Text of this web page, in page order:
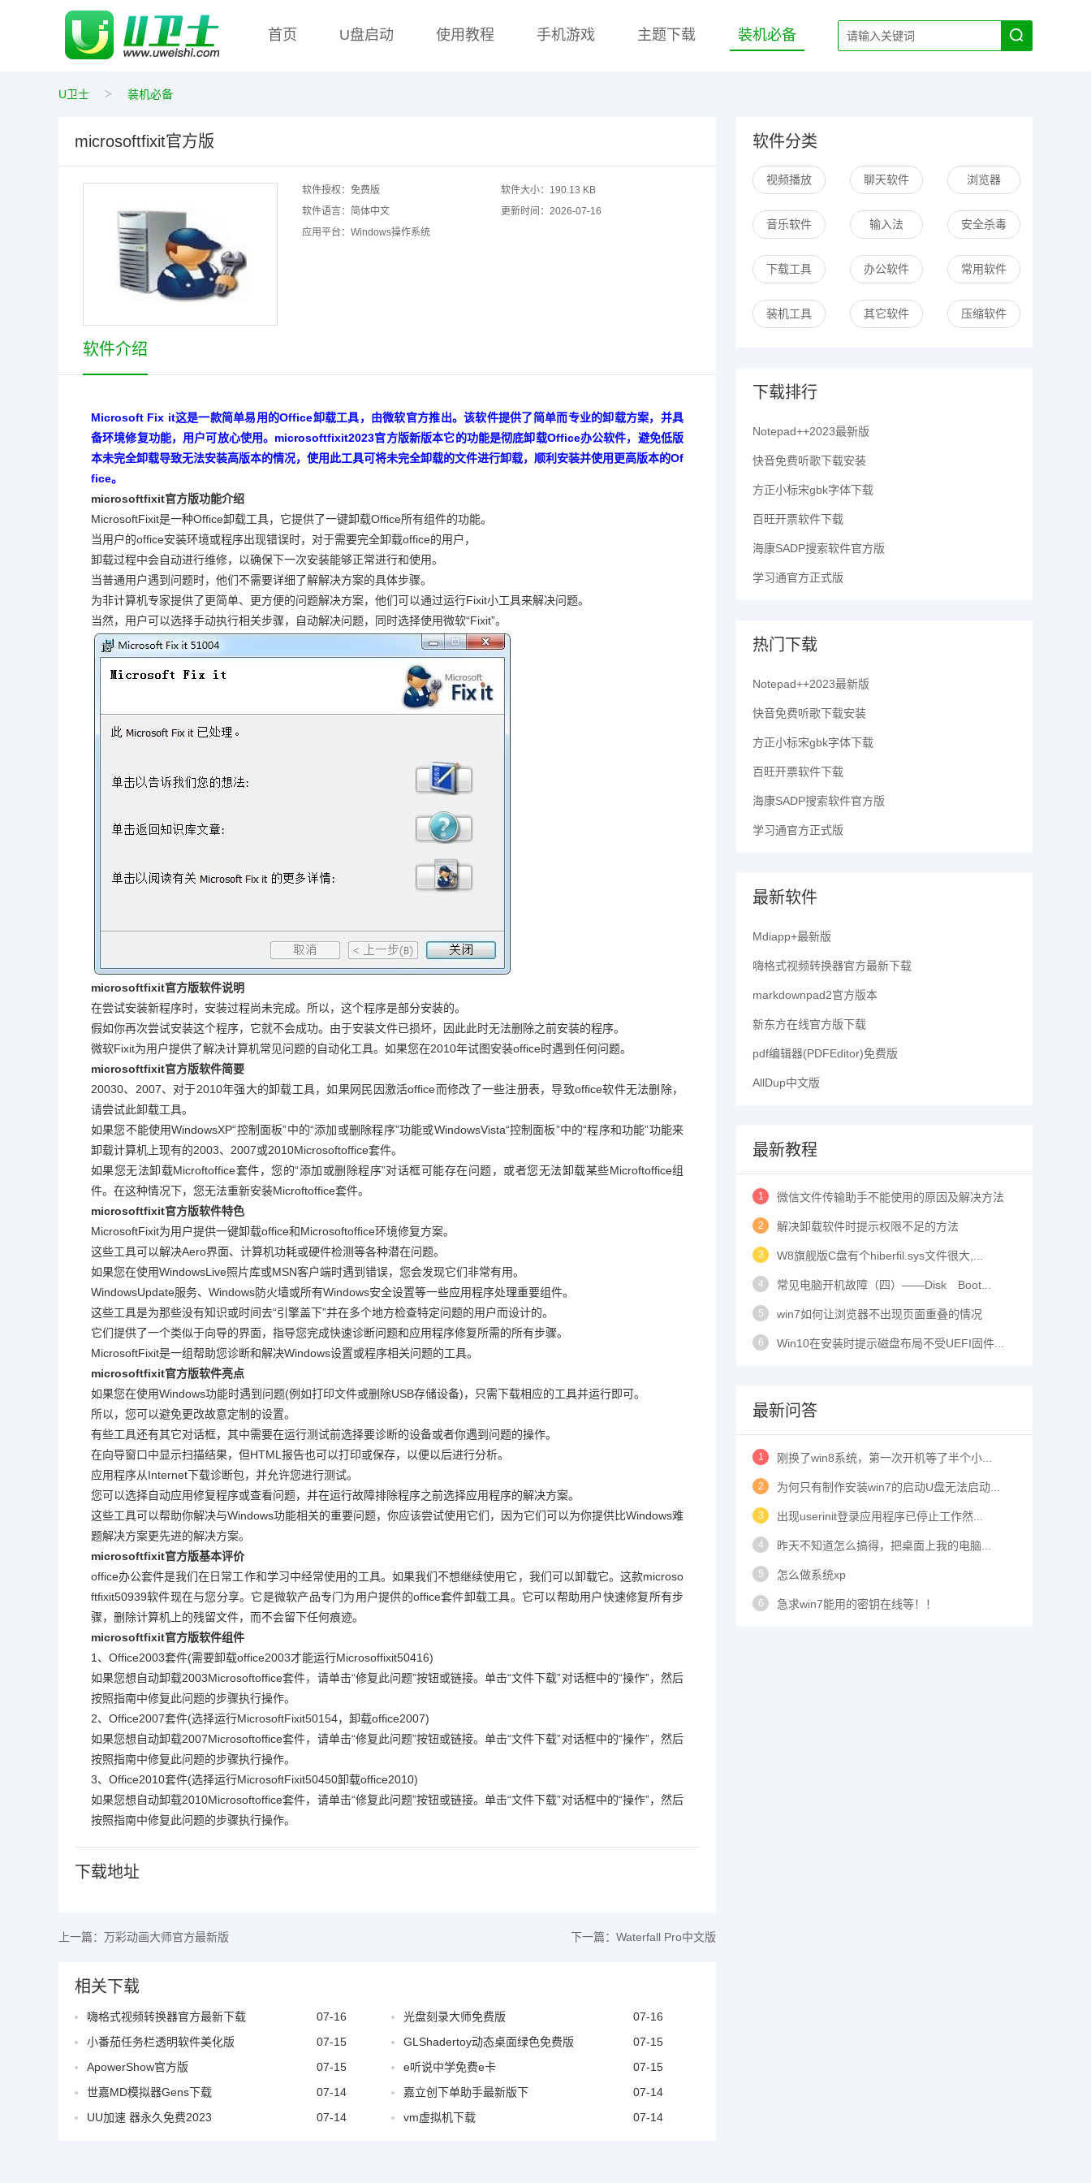
首页 U盘启动 使用教程 手机游戏 主题下载 装机必备
U卫士 > 装机必备
microsoftfixit官方版
软件授权： 免费版 软件大小： 190.13 KB
软件语言： 简体中文 更新时间： 2026-07-16
应用平台： Windows操作系统
软件介绍
Microsoft Fix it这是一款简单易用的Office卸载工具，由微软官方推出。该软件提供了简单而专业的卸载方案，并具
备环境修复功能，用户可放心使用。microsoftfixit2023官方版新版本它的功能是彻底卸载Office办公软件，避免低版
本未完全卸载导致无法安装高版本的情况，使用此工具可将未完全卸载的文件进行卸载，顺利安装并使用更高版本的Of
fice。
microsoftfixit官方版功能介绍
MicrosoftFixit是一种Office卸载工具，它提供了一键卸载Office所有组件的功能。
当用户的office安装环境或程序出现错误时，对于需要完全卸载office的用户，
卸载过程中会自动进行维修，以确保下一次安装能够正常进行和使用。
当普通用户遇到问题时，他们不需要详细了解解决方案的具体步骤。
为非计算机专家提供了更简单、更方便的问题解决方案，他们可以通过运行Fixit小工具来解决问题。
当然，用户可以选择手动执行相关步骤，自动解决问题，同时选择使用微软“Fixit”。
microsoftfixit官方版软件说明
在尝试安装新程序时，安装过程尚未完成。所以，这个程序是部分安装的。
假如你再次尝试安装这个程序，它就不会成功。由于安装文件已损坏，因此此时无法删除之前安装的程序。
微软Fixit为用户提供了解决计算机常见问题的自动化工具。如果您在2010年试图安装office时遇到任何问题。
microsoftfixit官方版软件简要
20030、2007、对于2010年强大的卸载工具，如果网民因激活office而修改了一些注册表，导致office软件无法删除，
请尝试此卸载工具。
如果您不能使用WindowsXP“控制面板”中的“添加或删除程序”功能或WindowsVista“控制面板”中的“程序和功能”功能来
卸载计算机上现有的2003、2007或2010Microsoftoffice套件。
如果您无法卸载Microftoffice套件，您的“添加或删除程序”对话框可能存在问题，或者您无法卸载某些Microftoffice组
件。在这种情况下，您无法重新安装Microftoffice套件。
microsoftfixit官方版软件特色
MicrosoftFixit为用户提供一键卸载office和Microsoftoffice环境修复方案。
这些工具可以解决Aero界面、计算机功耗或硬件检测等各种潜在问题。
如果您在使用WindowsLive照片库或MSN客户端时遇到错误，您会发现它们非常有用。
WindowsUpdate服务、Windows防火墙或所有Windows安全设置等一些应用程序处理重要组件。
这些工具是为那些没有知识或时间去“引擎盖下”并在多个地方检查特定问题的用户而设计的。
它们提供了一个类似于向导的界面，指导您完成快速诊断问题和应用程序修复所需的所有步骤。
MicrosoftFixit是一组帮助您诊断和解决Windows设置或程序相关问题的工具。
microsoftfixit官方版软件亮点
如果您在使用Windows功能时遇到问题(例如打印文件或删除USB存储设备)，只需下载相应的工具并运行即可。
所以，您可以避免更改故意定制的设置。
有些工具还有其它对话框，其中需要在运行测试前选择要诊断的设备或者你遇到问题的操作。
在向导窗口中显示扫描结果，但HTML报告也可以打印或保存，以便以后进行分析。
应用程序从Internet下载诊断包，并允许您进行测试。
您可以选择自动应用修复程序或查看问题，并在运行故障排除程序之前选择应用程序的解决方案。
这些工具可以帮助你解决与Windows功能相关的重要问题，你应该尝试使用它们，因为它们可以为你提供比Windows难
题解决方案更先进的解决方案。
microsoftfixit官方版基本评价
office办公套件是我们在日常工作和学习中经常使用的工具。如果我们不想继续使用它，我们可以卸载它。这款microso
ftfixit50939软件现在与您分享。它是微软产品专门为用户提供的office套件卸载工具。它可以帮助用户快速修复所有步
骤，删除计算机上的残留文件，而不会留下任何痕迹。
microsoftfixit官方版软件组件
1、Office2003套件(需要卸载office2003才能运行Microsoffixit50416)
如果您想自动卸载2003Microsoftoffice套件，请单击“修复此问题”按钮或链接。单击“文件下载”对话框中的“操作”，然后
按照指南中修复此问题的步骤执行操作。
2、Office2007套件(选择运行MicrosoftFixit50154，卸载office2007)
如果您想自动卸载2007Microsoftoffice套件，请单击“修复此问题”按钮或链接。单击“文件下载”对话框中的“操作”，然后
按照指南中修复此问题的步骤执行操作。
3、Office2010套件(选择运行MicrosoftFixit50450卸载office2010)
如果您想自动卸载2010Microsoftoffice套件，请单击“修复此问题”按钮或链接。单击“文件下载”对话框中的“操作”，然后
按照指南中修复此问题的步骤执行操作。
下载地址
上一篇： 万彩动画大师官方最新版 下一篇： Waterfall Pro中文版
相关下载
嗨格式视频转换器官方最新下载 07-16 光盘刻录大师免费版
07-16
小番茄任务栏透明软件美化版
07-15 GLShadertoy动态桌面绿色免费版
07-15
ApowerShow官方版
07-15 e听说中学免费e卡
07-15
世嘉MD模拟器Gens下载
07-14 嘉立创下单助手最新版下
07-14
UU加速 器永久免费2023
07-14 vm虚拟机下载 07-14
软件分类
视频播放 聊天软件 浏览器
音乐软件 输入法 安全杀毒
下载工具 办公软件 常用软件
装机工具 其它软件 压缩软件
下载排行
Notepad++2023最新版
快音免费听歌下载安装
方正小标宋gbk字体下载
百旺开票软件下载
海康SADP搜索软件官方版
学习通官方正式版
热门下载
Notepad++2023最新版
快音免费听歌下载安装
方正小标宋gbk字体下载
百旺开票软件下载
海康SADP搜索软件官方版
学习通官方正式版
最新软件
Mdiapp+最新版
嗨格式视频转换器官方最新下载
markdownpad2官方版本
新东方在线官方版下载
pdf编辑器(PDFEditor)免费版
AllDup中文版
最新教程
1 微信文件传输助手不能使用的原因及解决方法
2 解决卸载软件时提示权限不足的方法
3 W8旗舰版C盘有个hiberfil.sys文件很大,...
4 常见电脑开机故障（四）——Disk Boot...
5 win7如何让浏览器不出现页面重叠的情况
6 Win10在安装时提示磁盘布局不受UEFI固件...
最新问答
1 刚换了win8系统，第一次开机等了半个小...
2 为何只有制作安装win7的启动U盘无法启动...
3 出现userinit登录应用程序已停止工作然...
4 昨天不知道怎么搞得，把桌面上我的电脑...
5 怎么做系统xp
6 急求win7能用的密钥在线等！！